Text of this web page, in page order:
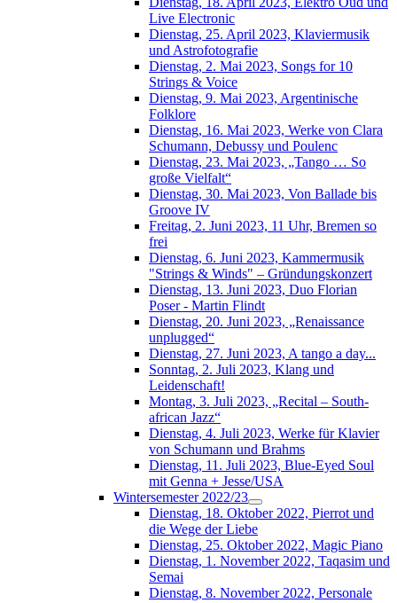
Live Electronic
Dienstag, 25. April 2023, Klaviermusik
und Astrofotografie
Dienstag, 2. Mai 2023, Songs for 10
Strings & Voice
Dienstag, 9. Mai 2023, Argentinische
Folklore
Dienstag, 16. Mai 2023, Werke von Clara
Schumann, Debussy und Poulenc
Dienstag, 23. Mai 2023, „Tango … So
große Vielfalt“
Dienstag, 30. Mai 2023, Von Ballade bis
Groove IV
Freitag, 2. Juni 2023, 11 Uhr, Bremen so
frei
Dienstag, 6. Juni 2023, Kammermusik
"Strings & Winds" – Gründungskonzert
Dienstag, 13. Juni 2023, Duo Florian
Poser - Martin Flindt
Dienstag, 20. Juni 2023, „Renaissance
unplugged“
Dienstag, 27. Juni 2023, A tango a day...
Sonntag, 2. Juli 2023, Klang und
Leidenschaft!
Montag, 3. Juli 2023, „Recital – South-
african Jazz“
Dienstag, 4. Juli 2023, Werke für Klavier
von Schumann und Brahms
Dienstag, 11. Juli 2023, Blue-Eyed Soul
mit Genna + Jesse/USA
Wintersemester 2022/23
Dienstag, 18. Oktober 2022, Pierrot und
die Wege der Liebe
Dienstag, 25. Oktober 2022, Magic Piano
Dienstag, 1. November 2022, Taqasim und
Semai
Dienstag, 8. November 2022, Personale